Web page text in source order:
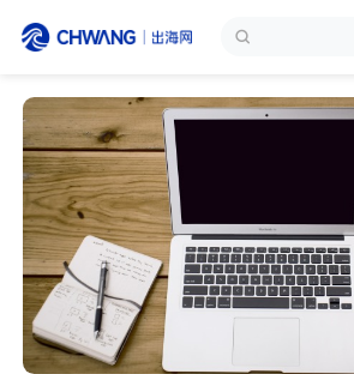
跨境展会
出海服务
出海资讯
跨境报告
登录/注册